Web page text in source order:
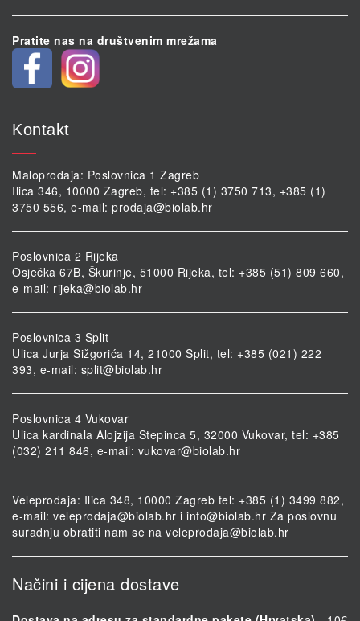
Pratite nas na društvenim mrežama
Kontakt
Maloprodaja: Poslovnica 1 Zagreb
Ilica 346, 10000 Zagreb, tel: +385 (1) 3750 713, +385 (1)
3750 556, e-mail: prodaja@biolab.hr
Poslovnica 2 Rijeka
Osječka 67B, Škurinje, 51000 Rijeka, tel: +385 (51) 809 660,
e-mail: rijeka@biolab.hr
Poslovnica 3 Split
Ulica Jurja Šižgorića 14, 21000 Split, tel: +385 (021) 222
393, e-mail: split@biolab.hr
Poslovnica 4 Vukovar
Ulica kardinala Alojzija Stepinca 5, 32000 Vukovar, tel: +385
(032) 211 846, e-mail: vukovar@biolab.hr
Veleprodaja: Ilica 348, 10000 Zagreb tel: +385 (1) 3499 882,
e-mail: veleprodaja@biolab.hr i info@biolab.hr Za poslovnu
suradnju obratiti nam se na veleprodaja@biolab.hr
Načini i cijena dostave